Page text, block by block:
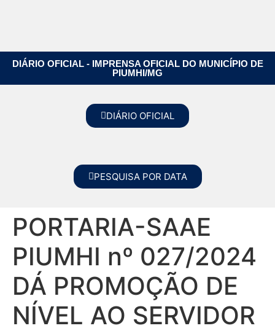
DIÁRIO OFICIAL - IMPRENSA OFICIAL DO MUNICÍPIO DE
PIUMHI/MG
DIÁRIO OFICIAL
PESQUISA POR DATA
PORTARIA-SAAE
PIUMHI nº 027/2024
DÁ PROMOÇÃO DE
NÍVEL AO SERVIDOR